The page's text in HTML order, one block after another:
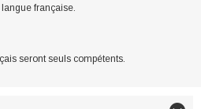
française.
seront seuls compétents.